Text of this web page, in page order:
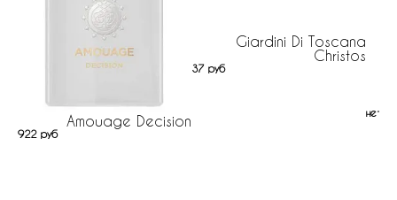
Amouage Decision
922 руб
Giardini Di Toscana
Christos
37 руб
нет